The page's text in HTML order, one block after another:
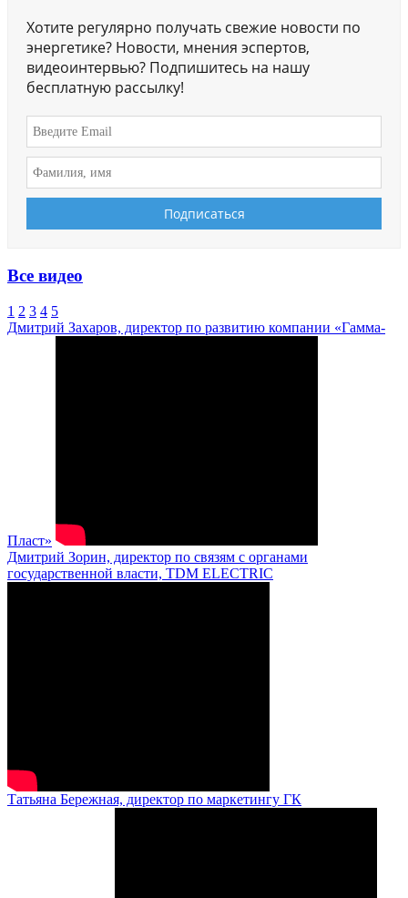
Хотите регулярно получать свежие новости по
энергетике? Новости, мнения эспертов,
видеоинтервью? Подпишитесь на нашу
бесплатную рассылку!
Все видео
1 2 3 4 5
Дмитрий Захаров, директор по развитию компании «Гамма-
Пласт»
Дмитрий Зорин, директор по связям с органами
государственной власти, TDM ELECTRIC
Татьяна Бережная, директор по маркетингу ГК